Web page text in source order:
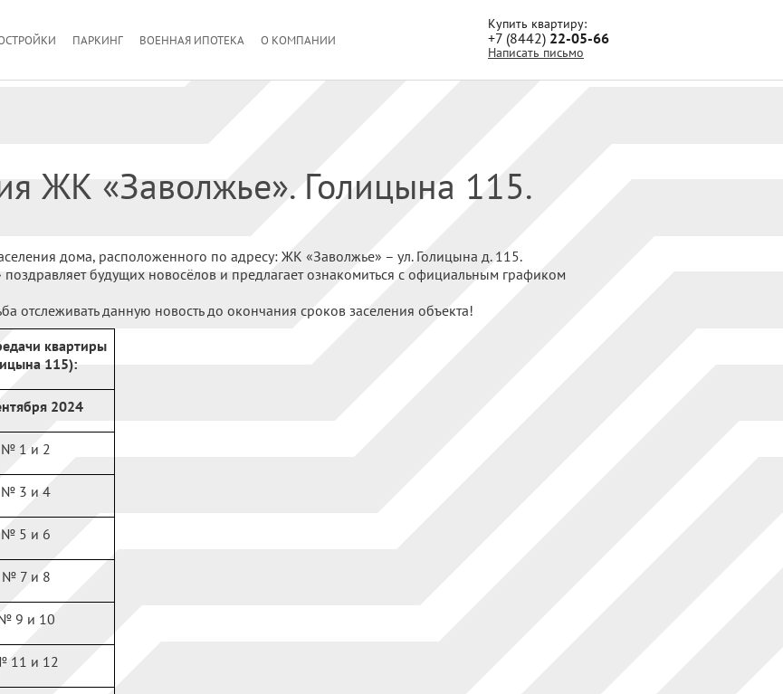
ПАРКИНГ ВОЕННАЯ ИПОТЕКА О КОМПАНИИ
Купить квартиру:
+7 (8442) 22-05-66
Написать письмо
ЖК «Заволжье». Голицына 115.
дома, расположенного по адресу: ЖК «Заволжье» – ул. Голицына д. 115.
будущих новосёлов и предлагает ознакомиться с официальным графиком
отслеживать данную новость до окончания сроков заселения объекта!
квартиры
115):
2024
№ 1 и 2
№ 3 и 4
№ 5 и 6
№ 7 и 8
9 и 10
11 и 12